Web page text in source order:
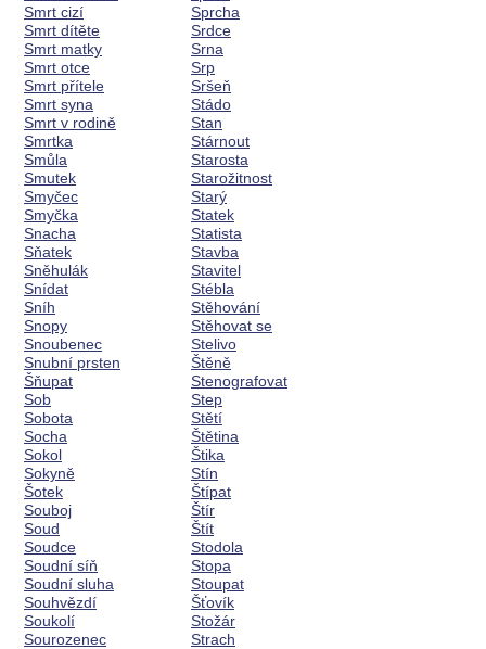
Smrt cizí
Smrt dítěte
Smrt matky
Smrt otce
Smrt přítele
Smrt syna
Smrt v rodině
Smrtka
Smůla
Smutek
Smyčec
Smyčka
Snacha
Sňatek
Sněhulák
Snídat
Sníh
Snopy
Snoubenec
Snubní prsten
Šňupat
Sob
Sobota
Socha
Sokol
Sokyně
Šotek
Souboj
Soud
Soudce
Soudní síň
Soudní sluha
Souhvězdí
Soukolí
Sourozenec
Sprcha
Srdce
Srna
Srp
Sršeň
Stádo
Stan
Stárnout
Starosta
Starožitnost
Starý
Statek
Statista
Stavba
Stavitel
Stébla
Stěhování
Stěhovat se
Stelivo
Štěně
Stenografovat
Step
Stětí
Štětina
Štika
Stín
Štípat
Štír
Štít
Stodola
Stopa
Stoupat
Šťovík
Stožár
Strach